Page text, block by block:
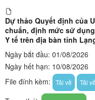
Dự thảo Quyết định của
chuẩn, định mức sử
Y tế trên địa bàn tỉnh
Ngày bắt đầu: 01/08/2026
Ngày hết hạn: 10/08/2026
File đính kèm:
Tải về Tải về